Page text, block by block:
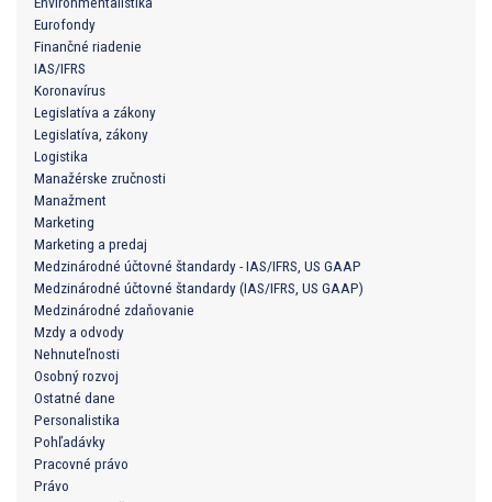
Eurofondy
Finančné riadenie
IAS/IFRS
Koronavírus
Legislatíva a zákony
Legislatíva, zákony
Logistika
Manažérske zručnosti
Manažment
Marketing
Marketing a predaj
Medzinárodné účtovné štandardy - IAS/IFRS, US GAAP
Medzinárodné účtovné štandardy (IAS/IFRS, US GAAP)
Medzinárodné zdaňovanie
Mzdy a odvody
Nehnuteľnosti
Osobný rozvoj
Ostatné dane
Personalistika
Pohľadávky
Pracovné právo
Právo